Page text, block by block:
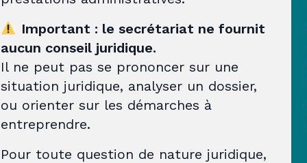
Important : le secrétariat ne fournit
aucun conseil juridique.
Il ne peut pas se prononcer sur une
situation juridique, analyser un dossier,
ou orienter sur les démarches à
entreprendre.
Pour toute question de nature juridique,